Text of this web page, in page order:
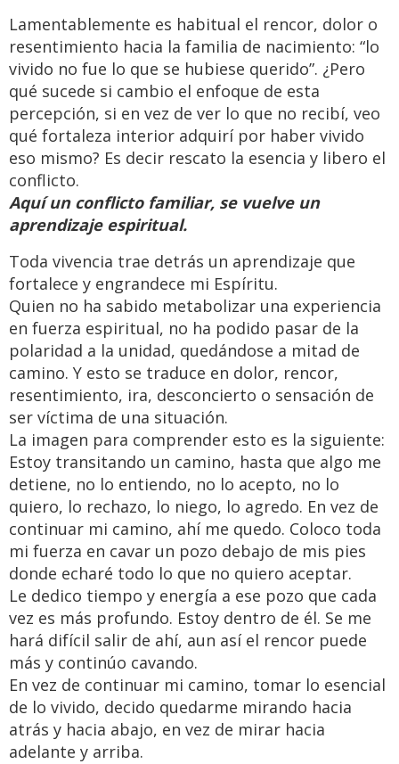
Lamentablemente es habitual el rencor, dolor o
resentimiento hacia la familia de nacimiento: “lo
vivido no fue lo que se hubiese querido”. ¿Pero
qué sucede si cambio el enfoque de esta
percepción, si en vez de ver lo que no recibí, veo
qué fortaleza interior adquirí por haber vivido
eso mismo? Es decir rescato la esencia y libero el
conflicto.
Aquí un conflicto familiar, se vuelve un
aprendizaje espiritual.
Toda vivencia trae detrás un aprendizaje que
fortalece y engrandece mi Espíritu.
Quien no ha sabido metabolizar una experiencia
en fuerza espiritual, no ha podido pasar de la
polaridad a la unidad, quedándose a mitad de
camino. Y esto se traduce en dolor, rencor,
resentimiento, ira, desconcierto o sensación de
ser víctima de una situación.
La imagen para comprender esto es la siguiente:
Estoy transitando un camino, hasta que algo me
detiene, no lo entiendo, no lo acepto, no lo
quiero, lo rechazo, lo niego, lo agredo. En vez de
continuar mi camino, ahí me quedo. Coloco toda
mi fuerza en cavar un pozo debajo de mis pies
donde echaré todo lo que no quiero aceptar.
Le dedico tiempo y energía a ese pozo que cada
vez es más profundo. Estoy dentro de él. Se me
hará difícil salir de ahí, aun así el rencor puede
más y continúo cavando.
En vez de continuar mi camino, tomar lo esencial
de lo vivido, decido quedarme mirando hacia
atrás y hacia abajo, en vez de mirar hacia
adelante y arriba.